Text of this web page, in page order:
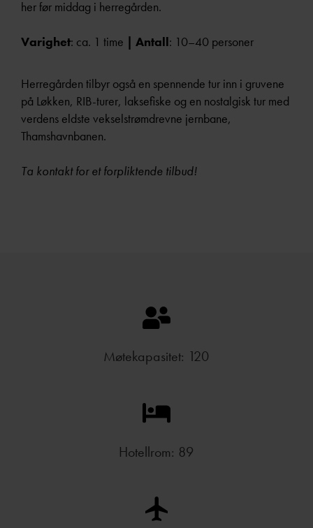
her før middag i herregården.
Varighet: ca. 1 time | Antall: 10–40 personer
Herregården tilbyr også en spennende tur inn i gruvene
på Løkken, RIB-turer, laksefiske og en nostalgisk tur med
verdens eldste vekselstrømdrevne jernbane,
Thamshavnbanen.
Ta kontakt for et forpliktende tilbud!
Møtekapasitet: 120
Hotellrom: 89